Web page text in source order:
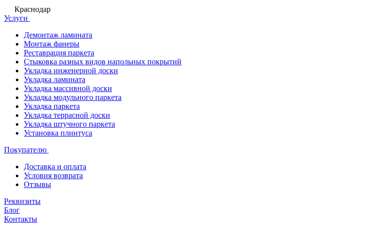
Краснодар
Услуги
Демонтаж ламината
Монтаж фанеры
Реставрация паркета
Стыковка разных видов напольных покрытий
Укладка инженерной доски
Укладка ламината
Укладка массивной доски
Укладка модульного паркета
Укладка паркета
Укладка террасной доски
Укладка штучного паркета
Установка плинтуса
Покупателю
Доставка и оплата
Условия возврата
Отзывы
Реквизиты
Блог
Контакты